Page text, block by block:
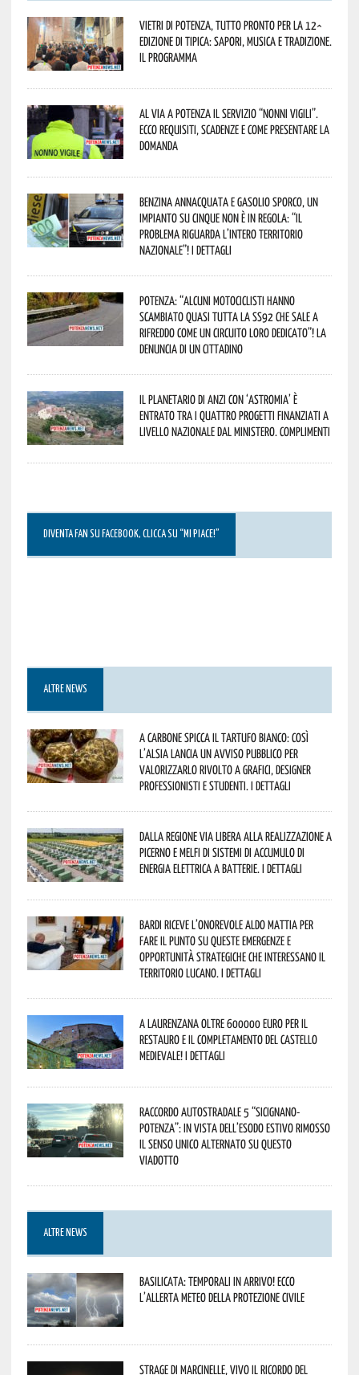
Vietri di Potenza, tutto pronto per la 12^
Edizione di Tipica: sapori, musica e tradizione.
Il programma
Al via a Potenza il servizio “Nonni Vigili”.
Ecco requisiti, scadenze e come presentare la
domanda
Benzina annacquata e gasolio sporco, un
impianto su cinque non è in regola: “il
problema riguarda l’intero territorio
Nazionale”! I dettagli
Potenza: “alcuni motociclisti hanno
scambiato quasi tutta la SS92 che sale a
Rifreddo come un circuito loro dedicato”! La
denuncia di un cittadino
Il Planetario di Anzi con ‘Astromia’ è
entrato tra i quattro progetti finanziati a
livello nazionale dal Ministero. Complimenti
DIVENTA FAN SU FACEBOOK, CLICCA SU “MI PIACE!”
ALTRE NEWS
A Carbone spicca il tartufo bianco: così
l’Alsia lancia un avviso pubblico per
valorizzarlo rivolto a grafici, designer
professionisti e studenti. I dettagli
Dalla Regione via libera alla realizzazione a
Picerno e Melfi di sistemi di accumulo di
energia elettrica a batterie. I dettagli
Bardi riceve l’onorevole Aldo Mattia per
fare il punto su queste emergenze e
opportunità strategiche che interessano il
territorio lucano. I dettagli
A Laurenzana oltre 600000 euro per il
restauro e il completamento del Castello
Medievale! I dettagli
Raccordo Autostradale 5 “Sicignano-
Potenza”: in vista dell’esodo estivo rimosso
il senso unico alternato su questo
viadotto
ALTRE NEWS
Basilicata: temporali in arrivo! Ecco
l’allerta meteo della Protezione civile
Strage di Marcinelle, vivo il ricordo del